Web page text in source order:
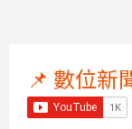
📌 數位新